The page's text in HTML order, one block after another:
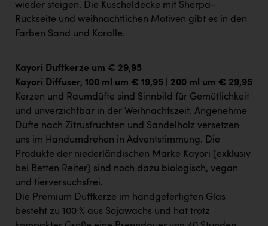
TRAILOMAT & Cycling Austria
VERITAS
Vorlagenportal
Wir besiegen Krebs
Wirtschaftskammer OÖ
ZGONC
z.l.ö.
Österreichisches Hebammengremium
wieder steigen. Die Kuscheldecke mit Sherpa-
Rückseite und weihnachtlichen Motiven gibt es in den
Farben Sand und Koralle.
Kayori Duftkerze um € 29,95
Kayori Diffuser, 100 ml um € 19,95 | 200 ml um € 29,95
Kerzen und Raumdüfte sind Sinnbild für Gemütlichkeit
und unverzichtbar in der Weihnachtszeit. Angenehme
Düfte nach Zitrusfrüchten und Sandelholz versetzen
uns im Handumdrehen in Adventstimmung. Die
Produkte der niederländischen Marke Kayori (exklusiv
bei Betten Reiter) sind noch dazu biologisch, vegan
und tierversuchsfrei.
Die Premium Duftkerze im handgefertigten Glas
besteht zu 100 % aus Sojawachs und hat trotz